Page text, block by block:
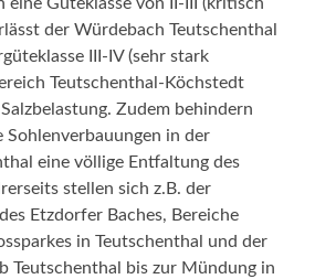
der Würdebach Teutschenthal
III-IV (sehr stark
Teutschenthal-Köchstedt
Zudem behindern
in der
eine völlige Entfaltung des
stellen sich z.B. der
Etzdorfer Baches, Bereiche
in Teutschenthal und der
Teutschenthal bis zur Mündung in